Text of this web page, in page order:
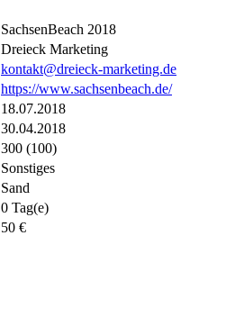
SachsenBeach 2018
Dreieck Marketing
kontakt@dreieck-marketing.de
https://www.sachsenbeach.de/
18.07.2018
30.04.2018
300 (100)
Sonstiges
Sand
0 Tag(e)
50 €